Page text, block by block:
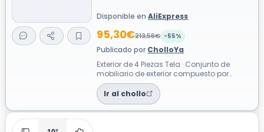
Disponible enAliExpress
95,30€213,56€ -55%
Publicado por CholloYa
Exterior de 4 Piezas Tela · Conjunto de
mobiliario de exterior compuesto por
cuatro piezas, ideal para disfrutar del ...
Ir al chollo